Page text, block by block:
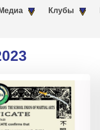
Медиа Клубы